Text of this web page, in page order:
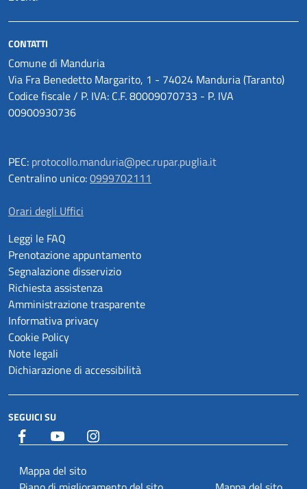
CONTATTI
Comune di Manduria
Via Fra Benedetto Margarito, 1 - 74024 Manduria (Taranto)
Codice fiscale / P. IVA: C.F. 80009070733 - P. IVA
00900930736
PEC: protocollo.manduria@pec.rupar.puglia.it
Centralino unico:0999702111
Orari degli Uffici
Leggi le FAQ
Prenotazione appuntamento
Segnalazione disservizio
Richiesta assistenza
Amministrazione trasparente
Informativa privacy
Cookie Policy
Note legali
Dichiarazione di accessibilità
SEGUICI SU
Facebook YouTube
Mappa del sito